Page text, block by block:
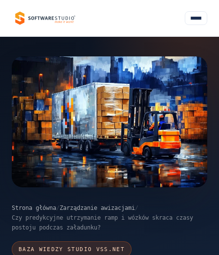
Strona główna/Zarządzanie awizacjami /
Czy predykcyjne utrzymanie ramp i wózków skraca czasy
postoju podczas załadunku?
BAZA WIEDZY STUDIO VSS.NET